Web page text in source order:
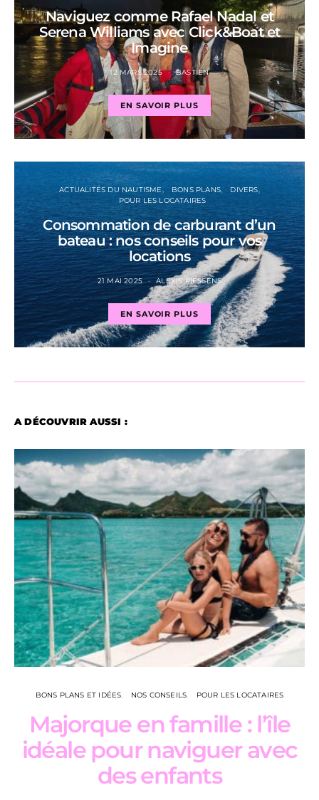
Naviguez comme Rafael Nadal et
Serena Williams avec Click&Boat et
Imagine
12 MARS 2025 BASTIEN
EN SAVOIR PLUS
ACTUALITÉS DU NAUTISME BONS PLANS
DIVERS
POUR LES LOCATAIRES
Consommation de carburant d’un
bateau : nos conseils pour vos
locations
21 MAI 2025 ALEXIS PIESSENS
EN SAVOIR PLUS
A DÉCOUVRIR AUSSI :
BONS PLANS ET IDÉES NOS CONSEILS POUR LES LOCATAIRES
Majorque en famille : l’île
idéale pour naviguer avec
des enfants